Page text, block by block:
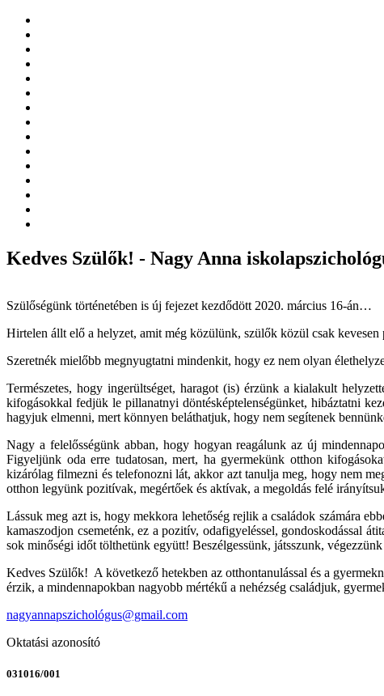
Kedves Szülők! - Nagy Anna
Szülőségünk történetében is új fejezet kezdődött 2020. március 16-án…
Hirtelen állt elő a helyzet, amit még közülünk, szülők közül csak
Szeretnék mielőbb megnyugtatni mindenkit, hogy ez nem olyan
Természetes, hogy ingerültséget, haragot (is) érzünk a kialakult
kifogásokkal fedjük le pillanatnyi döntésképtelenségünket, hibáztatni
hagyjuk elmenni, mert könnyen beláthatjuk, hogy nem segítenek
Nagy a felelősségünk abban, hogy hogyan reagálunk az új
Figyeljünk oda erre tudatosan, mert, ha gyermekünk otthon
kizárólag filmezni és telefonozni lát, akkor azt tanulja meg, hogy nem
otthon legyünk pozitívak, megértőek és aktívak, a megoldás felé
Lássuk meg azt is, hogy mekkora lehetőség rejlik a családok számára
kamaszodjon csemeténk, ez a pozitív, odafigyeléssel, gondoskodással
sok minőségi időt tölthetünk együtt! Beszélgessünk, játsszunk,
Kedves Szülők! A következő hetekben az otthontanulással és a
érzik, a mindennapokban nagyobb mértékű a nehézség családjuk,
nagyannapszichológus@gmail.com
Oktatási azonosító
031016/001